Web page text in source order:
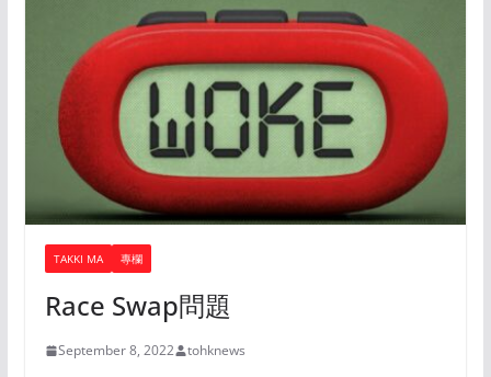
TAKKI MA 專欄
Race Swap問題
September 8, 2022 tohknews